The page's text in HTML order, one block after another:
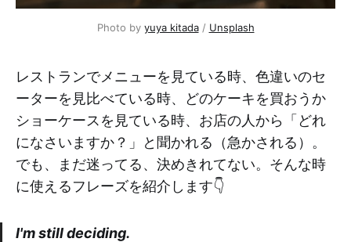
Photo by yuya kitada / Unsplash
レストランでメニューを見ている時、色違いのセ
ーターを見比べている時、どのケーキを買おうか
ショーケースを見ている時、お店の人から「どれ
になさいますか？」と聞かれる（急かされる）。
でも、まだ迷ってる、決めきれてない。そんな時
に使えるフレーズを紹介します👇
I'm still deciding.